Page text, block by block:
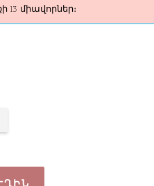
13 միավորներ։